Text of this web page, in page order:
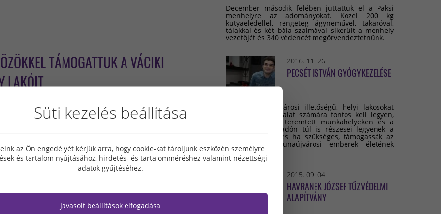
TÁMOGATTUK A VÁCIKI
LAKÓIT
második felében juttattuk el a Paksi
az adományokat. Közel 200 kg kutyaeledellel,
December második felében juttattuk el a Paksi
menhelyre az adományokat. Közel 200 kg
kutyaeledellel, rengeteg ágyneművel, takaróval,
tálakkal és két bála szalmával sikerült a menhely
vezetőjét és 340 védencét megörvendeztetnünk.
2016. 11. 26
PECSÉT ISTVÁN GYÓGYKEZELÉSE
Minden dunaújvárosi illetőségű, helyi lakosokat
foglalkoztató vállalat számára fontos kell legyen,
hogy az általuk teremtett munkahelyeken és a
befizetett helyi adón túl is részesei legyenek a
város életének, és ha szükséges, támogassák az
arra szoruló dunaújvárosi emberek életének
megmentését.
2015. 09. 04
HAVRANEK JÓZSEF TŰZVÉDELMI
ALAPÍTVÁNY
Süti kezelés beállítása
az Ön engedélyét kérjük arra, hogy cookie-kat tároljunk eszközén személyre
és tartalom nyújtásához, hirdetés- és tartalomméréshez valamint nézettségi
adatok gyűjtéséhez.
Javasolt beállítások elfogadása